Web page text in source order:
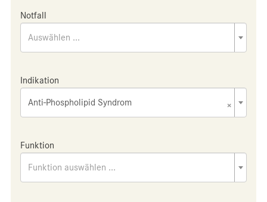
Notfall
Auswählen ...
Indikation
×
Anti-Phospholipid Syndrom
Funktion
Funktion auswählen ...